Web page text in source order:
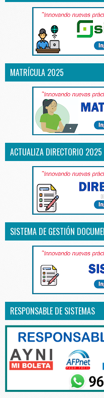
MATRÍCULA 2025
ACTUALIZA DIRECTORIO 2025
SISTEMA DE GESTIÓN
RESPONSABLE DE SISTEMAS